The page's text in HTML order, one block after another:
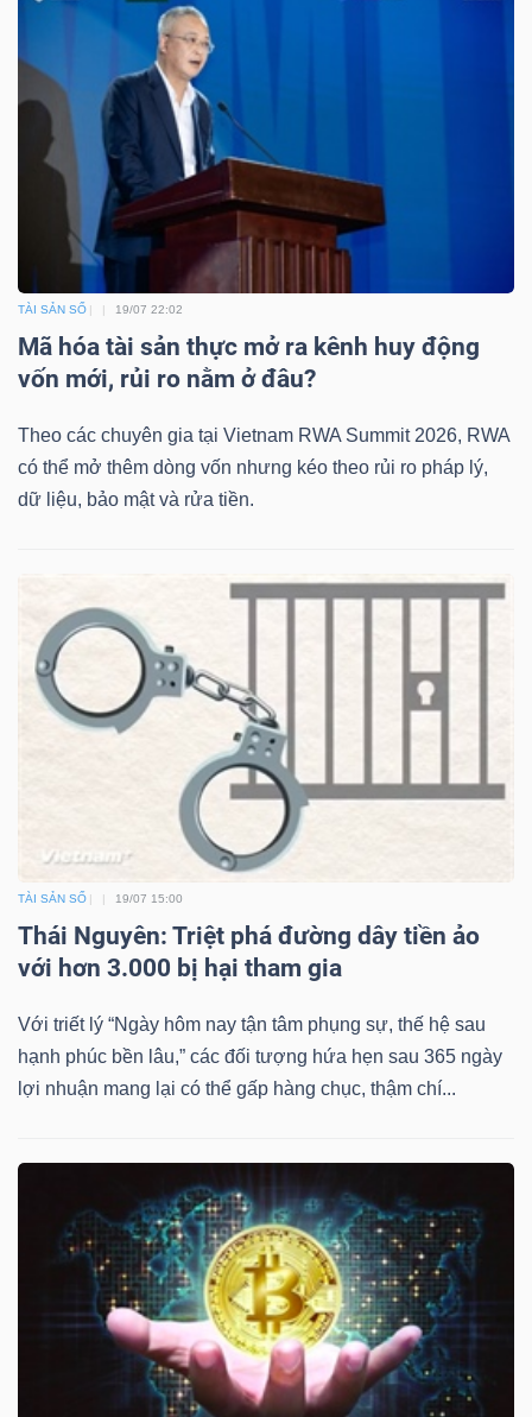
TÀI SẢN SỐ 19/07 22:02
Mã hóa tài sản thực mở ra kênh huy động
vốn mới, rủi ro nằm ở đâu?
Theo các chuyên gia tại Vietnam RWA Summit 2026, RWA
có thể mở thêm dòng vốn nhưng kéo theo rủi ro pháp lý,
dữ liệu, bảo mật và rửa tiền.
TÀI SẢN SỐ 19/07 15:00
Thái Nguyên: Triệt phá đường dây tiền ảo
với hơn 3.000 bị hại tham gia
Với triết lý “Ngày hôm nay tận tâm phụng sự, thế hệ sau
hạnh phúc bền lâu,” các đối tượng hứa hẹn sau 365 ngày
lợi nhuận mang lại có thể gấp hàng chục, thậm chí...